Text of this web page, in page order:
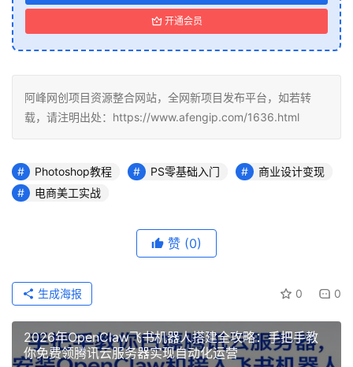
开通会员
阿峰网创项目资源整合网站，全网新项目发布平台，如若转
载，请注明出处：https://www.afengip.com/1636.html
Photoshop教程 PS零基础入门
商业设计变现
电商美工实战
赞 (0)
0 0
生成海报
2026年OpenClaw飞书机器人搭建全攻略：手把手教
你免费领腾讯云服务器实现自动化运营